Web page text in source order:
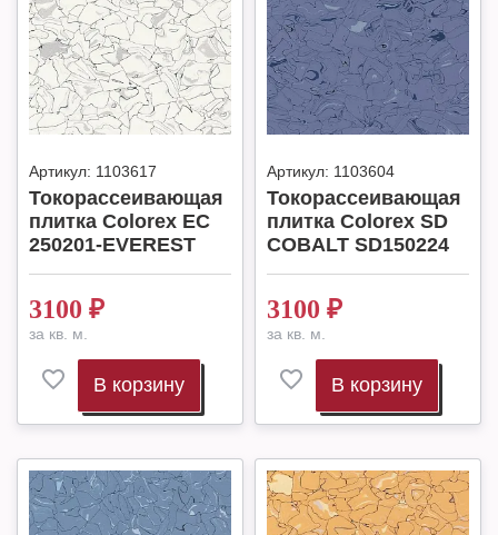
Артикул: 1103617
Токорассеивающая
плитка Colorex EC
250201-EVEREST
3100 ₽
за кв. м.
В корзину
Артикул: 1103604
Токорассеивающая
плитка Colorex SD
COBALT SD150224
3100 ₽
за кв. м.
В корзину